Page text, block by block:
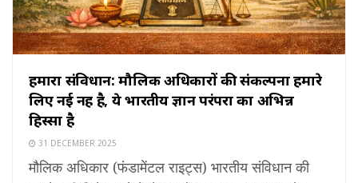
हमारा संविधान: मौलिक अधिकारों की संकल्पना हमारे
लिए नई नहीं है, ये भारतीय ज्ञान परंपरा का अभिन्न
हिस्सा है
31 DECEMBER 2025
मौलिक अधिकार (फंडामेंटल राइट्स) भारतीय संविधान की